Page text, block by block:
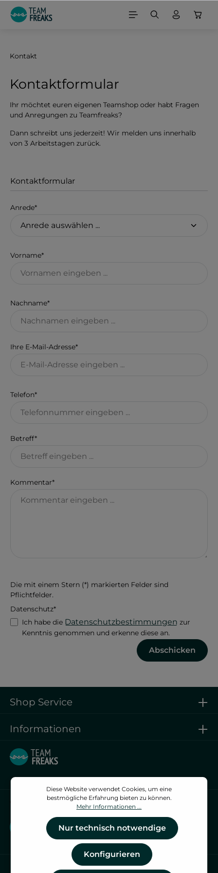
springen
Kontakt
Kontaktformular
Ihr möchtet euren eigenen Teamshop oder habt Fragen
und Anregungen zu Teamfreaks?
Dann schreibt uns jederzeit! Wir melden uns innerhalb
von 3 Arbeitstagen zurück.
Kontaktformular
Anrede*
Vorname*
Nachname*
Ihre E-Mail-Adresse*
Telefon*
Betreff*
Kommentar*
Die mit einem Stern (*) markierten Felder sind
Pflichtfelder.
Datenschutz*
Ich habe die Datenschutzbestimmungen zur
Kenntnis genommen und erkenne diese an.
Abschicken
Vertrag widerrufen
Vertrag widerrufen
Shop Service
Informationen
Diese Website verwendet Cookies, um eine
bestmögliche Erfahrung bieten zu können.
Mehr Informationen ...
Nur technisch notwendige
Konfigurieren